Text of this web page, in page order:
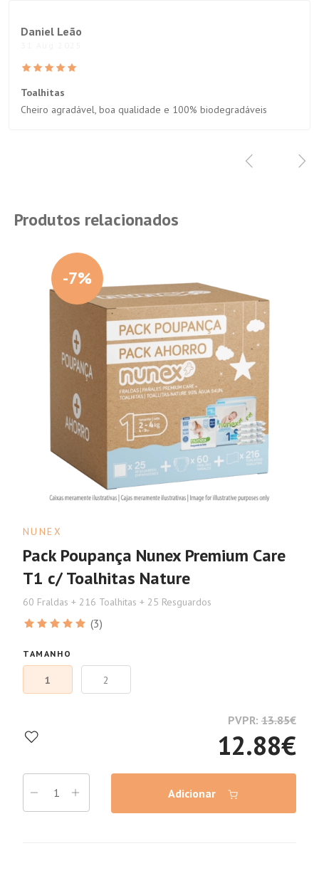
Daniel Leão
Toalhitas
Cheiro agradável, boa qualidade e 100% biodegradáveis
Produtos relacionados
-7%
NUNEX
Pack Poupança Nunex Premium Care
T1 c/ Toalhitas Nature
60 Fraldas + 216 Toalhitas + 25 Resguardos
(3)
TAMANHO
1 2
PVPR: 13.85€
12.88€
Adicionar